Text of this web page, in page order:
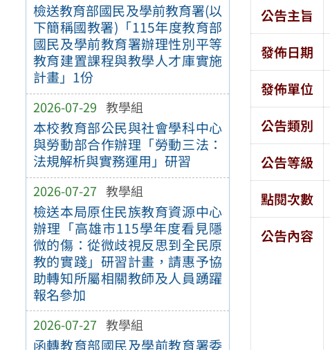
檢送教育部國民及學前教育署(以
下簡稱國教署)「115年度教育部
國民及學前教育署辦理性別平等
教育建置課程與教學人才庫實施
計畫」1份
2026-07-29 教學組
本校教育部公民與社會學科中心
與勞動部合作辦理「勞動三法：
法規解析與實務運用」研習
2026-07-27 教學組
檢送本局原住民族教育資源中心
辦理「高雄市115學年度看見隱
微的傷：從微歧視反思到全民原
教的實踐」研習計畫，請惠予協
助轉知所屬相關教師及人員踴躍
報名參加
2026-07-27 教學組
函轉教育部國民及學前教育署委
公告主旨
發佈日期
發佈單位
公告類別
公告等級
點閱次數
公告內容